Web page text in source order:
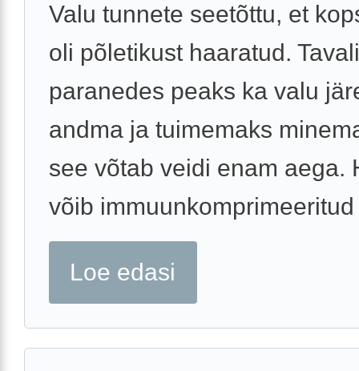
Valu tunnete seetõttu, et
oli põletikust haaratud.
paranedes peaks ka valu
andma ja tuimemaks
see võtab veidi enam aega.
võib immuunkomprimeeritud
Loe edasi